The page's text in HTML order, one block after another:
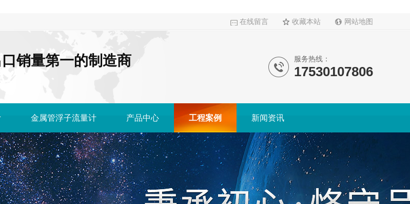
在线留言 收藏本站 网站地图
销量第一的制造商 服务热线：
17530107806
金属管浮子流量计 产品中心 工程案例 新闻资讯